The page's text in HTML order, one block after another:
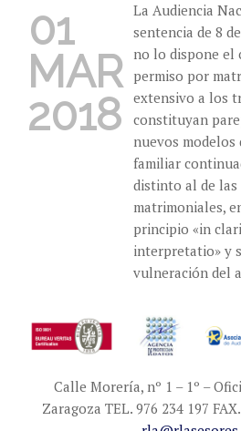
01
MAR
2018
La Audiencia
sentencia de 8
no lo dispone el
permiso por
extensivo a los
constituyan
nuevos modelos
familiar
distinto al de las
matrimoniales,
principio «in
interpretatio» y
vulneración del
Calle Morería, nº 1 – 1º –
Zaragoza TEL. 976 234 197